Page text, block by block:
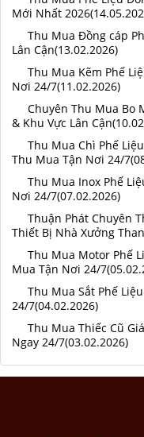
Mới Nhất
Thu Mua Đồng cáp
Lân Cận(13.02.2026)
Thu Mua Kẽm Phế
Nơi 24/7(11.02.2026)
Chuyên Thu Mua Bo
& Khu Vực Lân
Thu Mua Chì Phế
Thu Mua Tận Nơi 24/
Thu Mua Inox Phế
Nơi 24/7(07.02.2026)
Thuận Phát Chuyên
Thiết Bị Nhà Xưởng
Thu Mua Motor Phế
Mua Tận Nơi 24/
Thu Mua Sắt Phế
24/7(04.02.2026)
Thu Mua Thiếc Cũ
Ngay 24/7(03.02.2026)